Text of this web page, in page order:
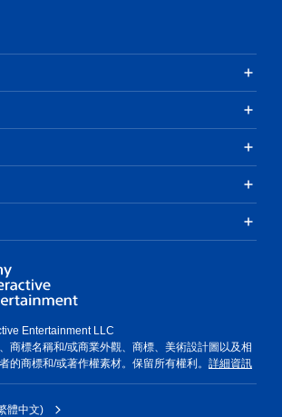
Entertainment LLC
商標名稱和/或商業外觀、商標、美術設計圖以及相
的商標和/或著作權素材。保留所有權利。 詳細資訊
體中文)